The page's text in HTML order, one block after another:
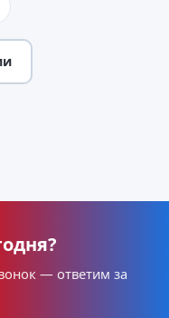
— ответим за